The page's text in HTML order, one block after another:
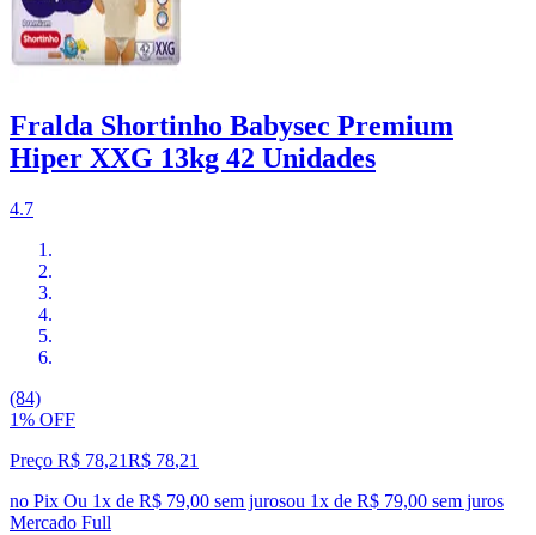
Fralda Shortinho Babysec Premium
Hiper XXG 13kg 42 Unidades
4.7
(84)
1% OFF
Preço R$ 78,21R$ 78,21
no Pix Ou 1x de R$ 79,00 sem jurosou 1x de R$ 79,00 sem juros
Mercado Full